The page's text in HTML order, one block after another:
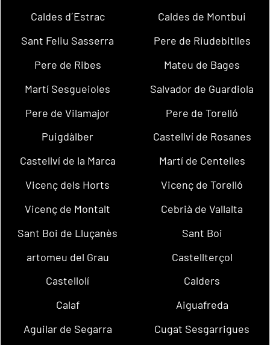
Caldes d´Estrac
Caldes de Montbui
Sant Feliu Sasserra
Pere de Riudebitlles
Pere de Ribes
Mateu de Bages
Martí Sesgueioles
Salvador de Guardiola
Pere de Vilamajor
Pere de Torelló
Puigdàlber
Castellví de Rosanes
Castellví de la Marca
Martí de Centelles
Vicenç dels Horts
Vicenç de Torelló
Vicenç de Montalt
Cebrià de Vallalta
Sant Boi de Lluçanès
Sant Boi
artomeu del Grau
Castellterçol
Castellolí
Calders
Calaf
Aiguafreda
Aguilar de Segarra
Cugat Sesgarrigues